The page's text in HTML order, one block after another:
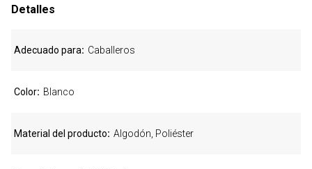
Detalles
Adecuado para Caballeros
Color Blanco
Material del producto Algodón, Poliéster